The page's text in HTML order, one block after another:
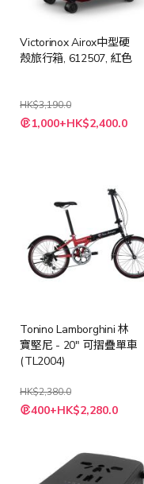
Victorinox Airox中型硬
殼旅行箱, 612507, 紅色
HK$3,190.0
特
殊 1,000+HK$2,400.0
Tonino Lamborghini 林
寶堅尼 - 20" 可摺疊單車
(TL2004)
HK$2,380.0
特
殊400+HK$2,280.0